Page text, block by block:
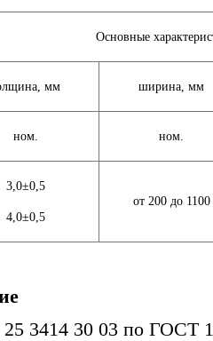
Основные
мм ширина, мм
ном. ном.
3,0±0,5
4,0±0,5
от 200 до 1100
3414 30 03 по ГОСТ